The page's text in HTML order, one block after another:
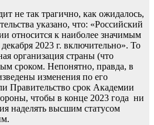
не так трагично, как ожидалось,
указано, что: «Российский
относится к наиболее значимым
2023 г. включительно». То
организация страны (что
сроком. Непонятно, правда, в
изменения по его
Правительство срок Академии
чтобы в конце 2023 года ни
наделять высшим статусом